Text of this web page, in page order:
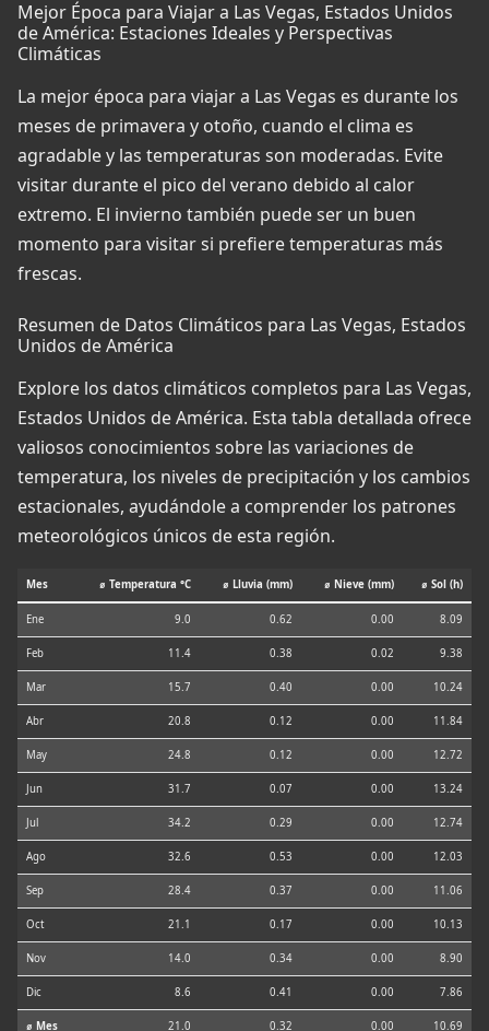
Mejor Época para Viajar a Las Vegas, Estados Unidos
de América: Estaciones Ideales y Perspectivas
Climáticas
La mejor época para viajar a Las Vegas es durante los
meses de primavera y otoño, cuando el clima es
agradable y las temperaturas son moderadas. Evite
visitar durante el pico del verano debido al calor
extremo. El invierno también puede ser un buen
momento para visitar si prefiere temperaturas más
frescas.
Resumen de Datos Climáticos para Las Vegas, Estados
Unidos de América
Explore los datos climáticos completos para Las Vegas,
Estados Unidos de América. Esta tabla detallada ofrece
valiosos conocimientos sobre las variaciones de
temperatura, los niveles de precipitación y los cambios
estacionales, ayudándole a comprender los patrones
meteorológicos únicos de esta región.
Mes ⌀ Temperatura °C ⌀ Lluvia (mm) ⌀ Nieve (mm) ⌀ Sol (h)
Ene 9.0 0.62 0.00 8.09
Feb 11.4 0.38 0.02 9.38
Mar 15.7 0.40 0.00 10.24
Abr 20.8 0.12 0.00 11.84
May 24.8 0.12 0.00 12.72
Jun 31.7 0.07 0.00 13.24
Jul 34.2 0.29 0.00 12.74
Ago 32.6 0.53 0.00 12.03
Sep 28.4 0.37 0.00 11.06
Oct 21.1 0.17 0.00 10.13
Nov 14.0 0.34 0.00 8.90
Dic 8.6 0.41 0.00 7.86
⌀ Mes 21.0 0.32 0.00 10.69